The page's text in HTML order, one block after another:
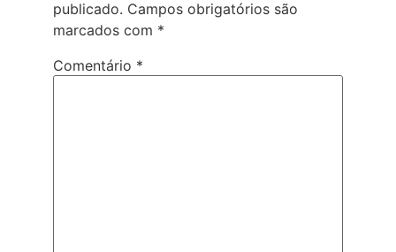
publicado. Campos obrigatórios são
marcados com *
Comentário *